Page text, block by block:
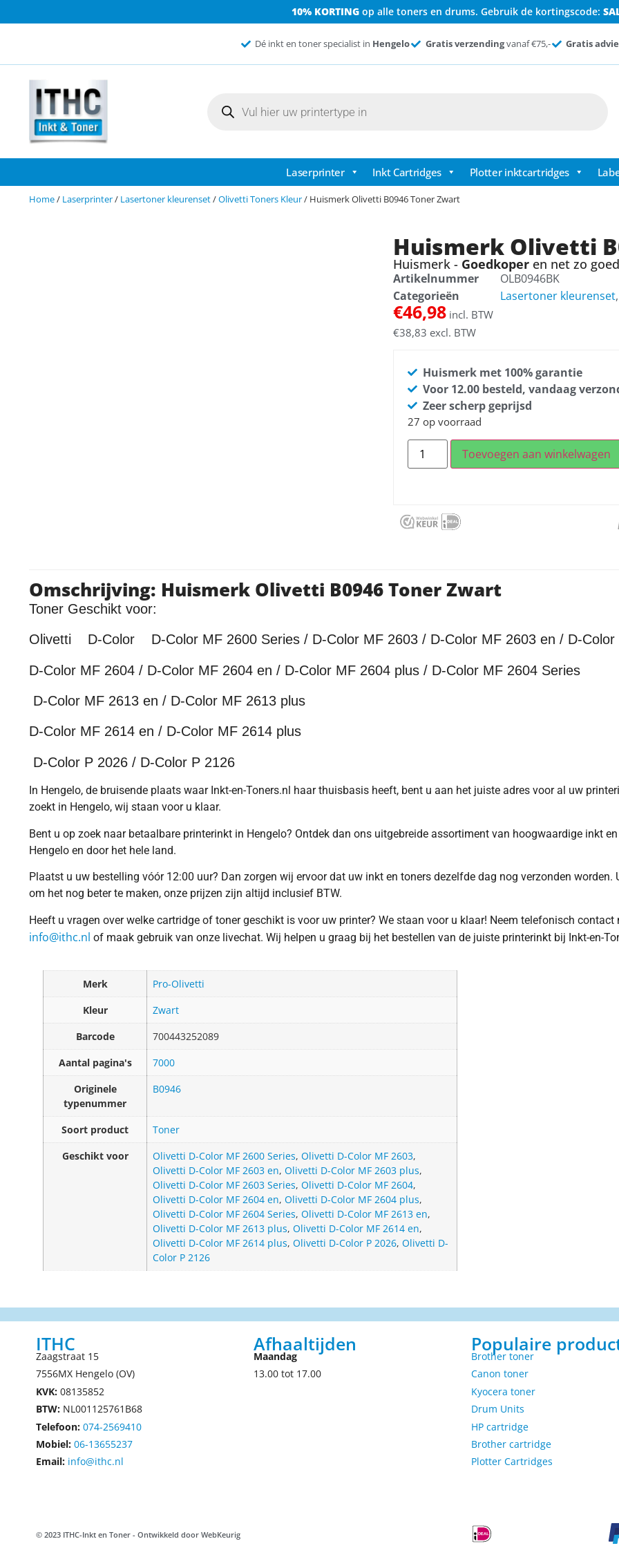
10% KORTINGop alle toners en drums. Gebruik de kortingscode:
Dé inkt en toner specialist in Hengelo Gratis verzendingvanaf €75,- Gratis
Laserprinter Inkt Cartridges Plotter inktcartridges
Home/ Laserprinter/ Lasertoner kleurenset/Olivetti Toners Kleur/ Huismerk Olivetti B0946 Toner Zwart
Huismerk Olivetti
Huismerk - Goedkoperen net zo
Artikelnummer
OLB0946BK
Categorieën
Lasertoner kleurenset
€46,98incl. BTW
€38,83 excl. BTW
Huismerk met 100% garantie
Voor 12.00 besteld, vandaag
Zeer scherp geprijsd
27 op voorraad
Toevoegen aan winkelwagen
Omschrijving: Huismerk Olivetti B0946 Toner Zwart
Toner Geschikt voor:
Olivetti D-Color D-Color MF 2600 Series / D-Color MF 2603 / D-Color MF 2603 en / D-
D-Color MF 2604 / D-Color MF 2604 en / D-Color MF 2604 plus / D-Color MF 2604 Series
D-Color MF 2613 en / D-Color MF 2613 plus
D-Color MF 2614 en / D-Color MF 2614 plus
D-Color P 2026 / D-Color P 2126
In Hengelo, de bruisende plaats waar Inkt-en-Toners.nl haar thuisbasis heeft, bent u aan het juiste adres voor al uw
zoekt in Hengelo, wij staan voor u klaar.
Bent u op zoek naar betaalbare printerinkt in Hengelo? Ontdek dan ons uitgebreide assortiment van hoogwaardige inkt
Hengelo en door het hele land.
Plaatst u uw bestelling vóór 12:00 uur? Dan zorgen wij ervoor dat uw inkt en toners dezelfde dag nog verzonden
om het nog beter te maken, onze prijzen zijn altijd inclusief BTW.
Heeft u vragen over welke cartridge of toner geschikt is voor uw printer? We staan voor u klaar! Neem telefonisch
info@ithc.nl of maak gebruik van onze livechat. Wij helpen u graag bij het bestellen van de juiste printerinkt bij Inkt-en-
Merk
Pro-Olivetti
Kleur
Zwart
Barcode
700443252089
Aantal pagina's
7000
Originele
typenummer
B0946
Soort product
Toner
Geschikt voor
Olivetti D-Color MF 2600 Series, Olivetti D-Color MF 2603,
Olivetti D-Color MF 2603 en, Olivetti D-Color MF 2603 plus,
Olivetti D-Color MF 2603 Series, Olivetti D-Color MF 2604,
Olivetti D-Color MF 2604 en, Olivetti D-Color MF 2604 plus,
Olivetti D-Color MF 2604 Series, Olivetti D-Color MF 2613 en,
Olivetti D-Color MF 2613 plus, Olivetti D-Color MF 2614 en,
Olivetti D-Color MF 2614 plus, Olivetti D-Color P 2026, Olivetti D-
Color P 2126
ITHC
Zaagstraat 15
7556MX Hengelo (OV)
KVK: 08135852
BTW: NL001125761B68
Telefoon: 074-2569410
Mobiel: 06-13655237
Email: info@ithc.nl
Afhaaltijden
Maandag
13.00 tot 17.00
Populaire
Brother toner
Canon toner
Kyocera toner
Drum Units
HP cartridge
Brother cartridge
Plotter Cartridges
© 2023 ITHC-Inkt en Toner - Ontwikkeld door WebKeurig